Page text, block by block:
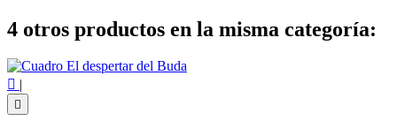
4 otros productos en la misma categoría:

